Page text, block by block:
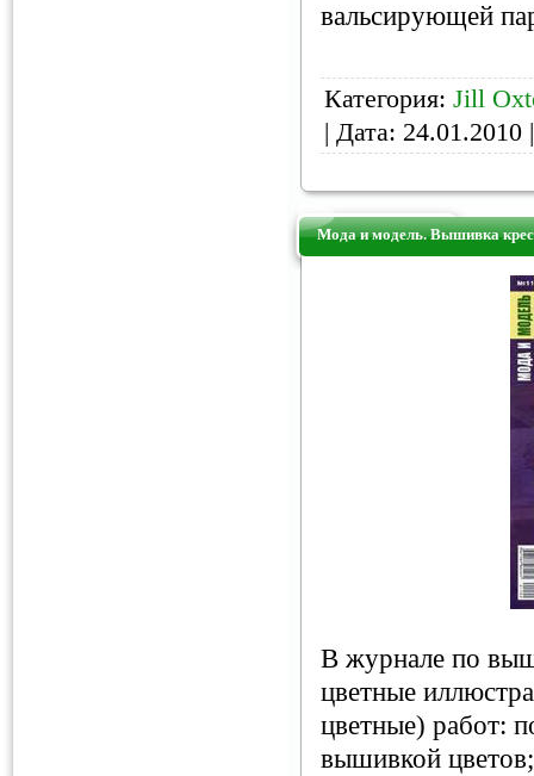
вальсирующей
Категория: Jill
| Дата: 24.01.2010
Мода и модель. Вышивка
В журнале по
цветные
цветные) работ:
вышивкой